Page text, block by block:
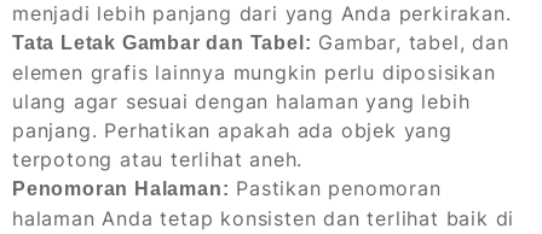
menjadi lebih panjang dari yang Anda perkirakan.
Tata Letak Gambar dan Tabel: Gambar, tabel, dan
elemen grafis lainnya mungkin perlu diposisikan
ulang agar sesuai dengan halaman yang lebih
panjang. Perhatikan apakah ada objek yang
terpotong atau terlihat aneh.
Penomoran Halaman: Pastikan penomoran
halaman Anda tetap konsisten dan terlihat baik di